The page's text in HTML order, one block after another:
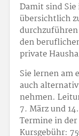
Damit sind Sie
übersichtlich
den
private
Sie lernen am
auch
nehmen.
7. März und
Termine in
Kursgebühr: 75